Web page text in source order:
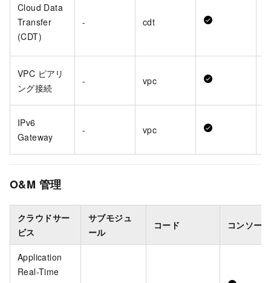
Cloud Data
Transfer
(CDT)
- cdt
VPC ピアリ
ング接続
- vpc
IPv6
Gateway
- vpc
O&M 管理
クラウドサー
ビス
サブモジュ
ール
コード コンソール
Application
Real-Time